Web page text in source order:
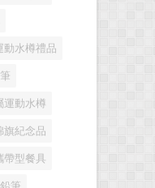
動水樽禮品
運動水樽
旗紀念品
帶型餐具